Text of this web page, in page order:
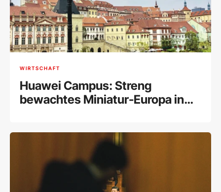
WIRTSCHAFT
Huawei Campus: Streng
bewachtes Miniatur-Europa in